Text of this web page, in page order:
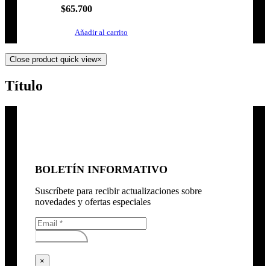
$65.700
Añadir al carrito
Close product quick view×
Título
BOLETÍN INFORMATIVO
Suscríbete para recibir actualizaciones sobre
novedades y ofertas especiales
Subscribirse
×